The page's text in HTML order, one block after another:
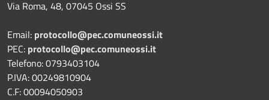
Via Roma, 48, 07045 Ossi SS
Email: protocollo@pec.comuneossi.it
PEC: protocollo@pec.comuneossi.it
Telefono: 0793403104
P.IVA: 00249810904
C.F: 00094050903